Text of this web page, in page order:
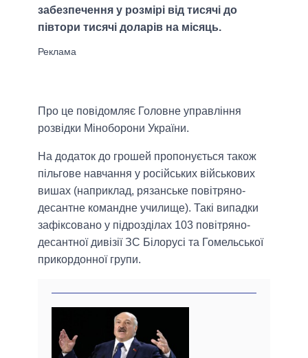
забезпечення у розмірі від тисячі до
півтори тисячі доларів на місяць.
Про це повідомляє Головне управління
розвідки Міноборони України.
На додаток до грошей пропонується також
пільгове навчання у російських військових
вишах (наприклад, рязанське повітряно-
десантне командне училище). Такі випадки
зафіксовано у підрозділах 103 повітряно-
десантної дивізії ЗС Білорусі та Гомельської
прикордонної групи.